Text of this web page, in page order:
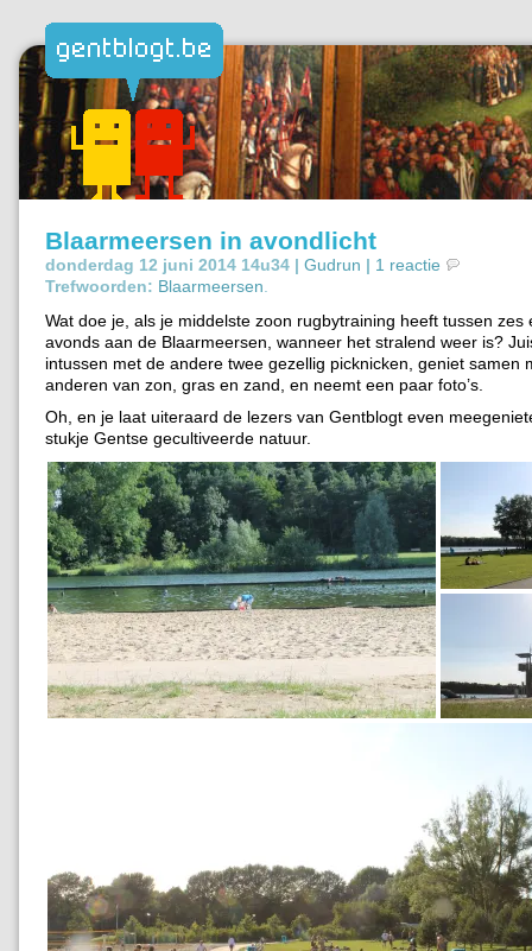
Blaarmeersen in avondlicht
donderdag 12 juni 2014 14u34 | Gudrun | 1 reactie
Trefwoorden: Blaarmeersen
Wat doe je, als je middelste zoon rugbytraining heeft tussen zes
avonds aan de Blaarmeersen, wanneer het stralend weer is?
intussen met de andere twee gezellig picknicken, geniet samen
anderen van zon, gras en zand, en neemt een paar foto’s.
Oh, en je laat uiteraard de lezers van Gentblogt even
stukje Gentse gecultiveerde natuur.